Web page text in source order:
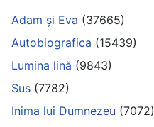
Adam și Eva (37665)
Autobiografica (15439)
Lumina lină (9843)
Sus (7782)
Inima lui Dumnezeu (7072)